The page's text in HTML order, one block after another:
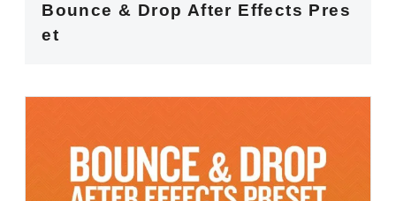
Bounce & Drop After Effects Pres
et